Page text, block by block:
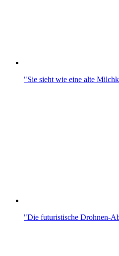
"Sie sieht wie eine alte
"Die futuristische Drohnen-